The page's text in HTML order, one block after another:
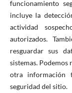
funcionamiento
incluye la
actividad
autorizados.
resguardar sus
sistemas.
otra información
seguridad del sitio.